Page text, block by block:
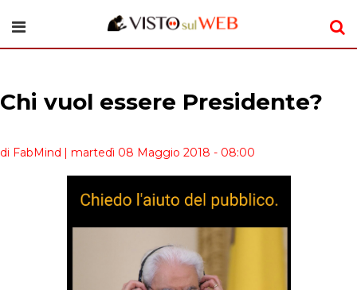
Chi vuol essere Presidente?
di FabMind | martedì 08 Maggio 2018 - 08:00